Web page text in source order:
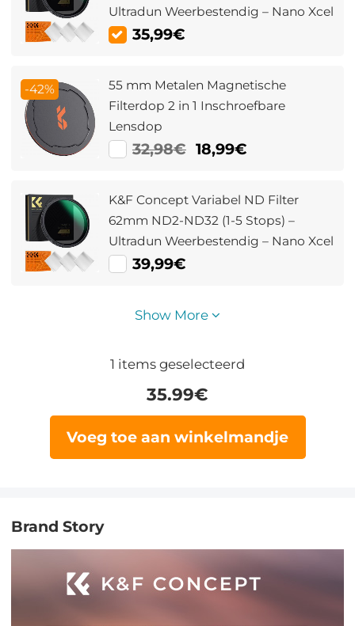
Ultradun Weerbestendig – Nano Xcel
35,99€
-42%
55 mm Metalen Magnetische
Filterdop 2 in 1 Inschroefbare
Lensdop
32,98€ 18,99€
K&F Concept Variabel ND Filter
62mm ND2-ND32 (1-5 Stops) –
Ultradun Weerbestendig – Nano Xcel
39,99€
Show More
1 items geselecteerd
35.99€
Voeg toe aan winkelmandje
Brand Story